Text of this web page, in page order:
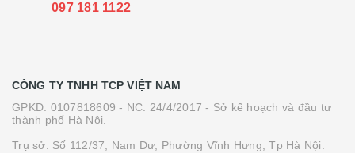
097 181 1122
CÔNG TY TNHH TCP VIỆT NAM
GPKD: 0107818609 - NC: 24/4/2017 - Sở kế hoạch và đầu tư
thành phố Hà Nội.
Trụ sở: Số 112/37, Nam Dư, Phường Vĩnh Hưng, Tp Hà Nội.